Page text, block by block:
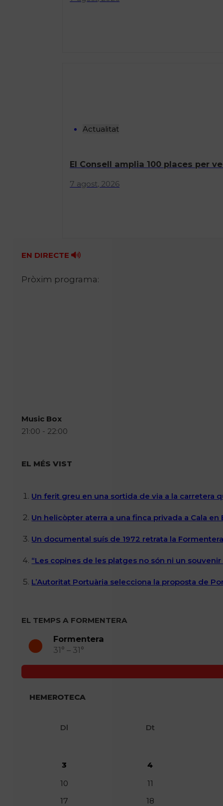
Actualitat
El Consell amplia 100 places per
7 agost, 2026
EN DIRECTE
Pròxim programa:
Music Box
21:00 - 22:00
EL MÉS VIST
Un ferit greu en una sortida de via a la carretera
Un helicòpter aterra a una finca privada a Cala
Un documental suís de 1972 retrata la
“Les copines de les platges no són ni un
L’Autoritat Portuària selecciona la proposta de
EL TEMPS A FORMENTERA
Formentera
31° – 31°
HEMEROTECA
Dl Dt
3
4
10
11
17
18